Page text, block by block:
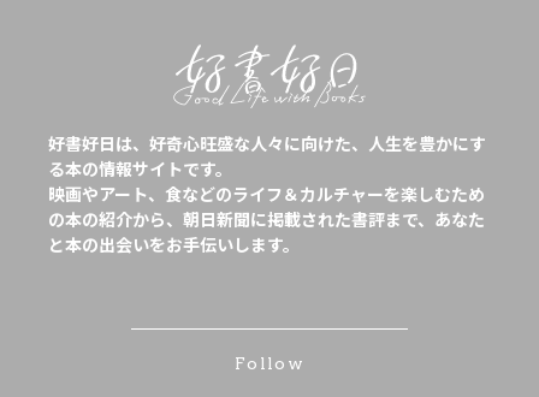
好書好日は、好奇心旺盛な人々に向けた、人生を豊かにす
る本の情報サイトです。
映画やアート、食などのライフ＆カルチャーを楽しむため
の本の紹介から、朝日新聞に掲載された書評まで、あなた
と本の出会いをお手伝いします。
Follow